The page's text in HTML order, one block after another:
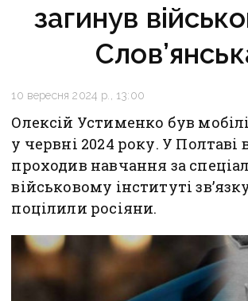
загинув
10 вересня 2024 р., 13:00
Олексій Устименко був
у червні 2024 року. У Полтаві
проходив навчання за
військовому інституті
поцілили росіяни.